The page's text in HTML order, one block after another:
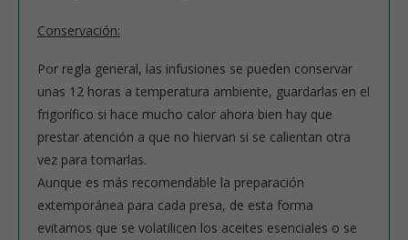
Conservación:
Por regla general, las infusiones se pueden conservar
unas 12 horas a temperatura ambiente, guardarlas en el
frigorífico si hace mucho calor ahora bien hay que
prestar atención a que no hiervan si se calientan otra
vez para tomarlas.
Aunque es más recomendable la preparación
extemporánea para cada presa, de esta forma
evitamos que se volatilicen los aceites esenciales o se